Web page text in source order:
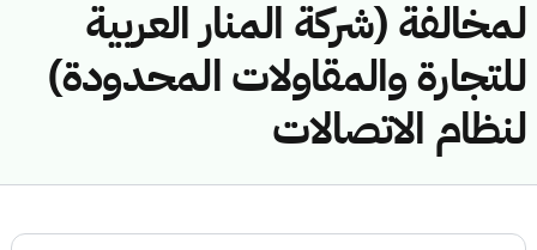
لمخالفة (شركة المنار العربية
للتجارة والمقاولات المحدودة)
لنظام الاتصالات